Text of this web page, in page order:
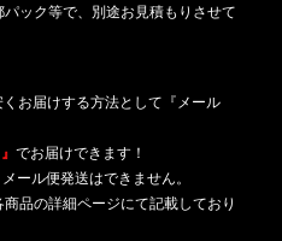
ック等で、別途お見積もりさせて
お届けする方法として『メール
でお届けできます！
ール便発送はできません。
品の詳細ページにて記載しており